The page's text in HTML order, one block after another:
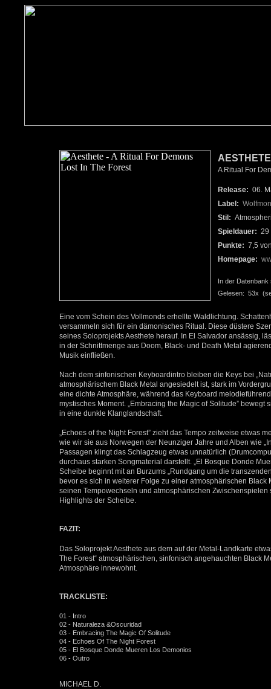
AESTHETE
A Ritual For
Release: 06.
Label:
Stil:
Spieldauer: 29
Punkte: 7,5
Homepage:
In der Datenbank
Gelesen: 53x
Eine vom Schein des Vollmonds erhellte Waldlichtung.
versammeln sich für ein dämonisches Ritual. Diese düstere
seines Soloprojekts Aesthete herauf. In El Salvador ansässig,
in der Schnittmenge aus Doom, Black- und Death Metal
Musik einfließen.
Nach dem sinfonischen Keyboardintro bleiben die Keys bei
atmosphärischem Black Metal angesiedelt ist, stark im
eine dichte Atmosphäre, während das Keyboard
mystisches Moment. „Embracing the Magic of Solitude”
in eine dunkle Klanglandschaft.
„Echoes of the Night Forest” zieht das Tempo zeitweise etwas
wie wir sie aus Norwegen der Neunziger Jahre und Alben wie
Passagen klingt das Schlagzeug etwas unnatürlich
durchaus starken Songmaterial darstellt. „El Bosque Donde
Scheibe beginnt mit an Burzums „Rundgang um die
bevor es sich in weiterer Folge zu einer atmosphärischen
seinen Tempowechseln und atmosphärischen
Highlights der Scheibe.
FAZIT:
Das Soloprojekt Aesthete aus dem auf der Metal-Landkarte
The Forest“ atmosphärischen, sinfonisch angehauchten Black
Atmosphäre innewohnt.
TRACKLISTE:
01 - Intro
02 - Naturaleza &Oscuridad
03 - Embracing The Magic Of Solitude
04 - Echoes Of The Night Forest
05 - El Bosque Donde Mueren Los Demonios
06 - Outro
MICHAEL D.